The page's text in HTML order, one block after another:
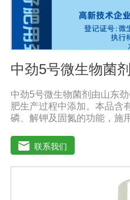
中劲5号微生物菌剂
中劲5号微生物菌剂由山东
肥生产过程中添加。本品含
磷、解钾及固氮的功能，施
维生素，能不同程度地刺激
收；并且能产生铁载体、抗
质，可以抑制细菌、真菌性
著的防病、抗重茬的效果。
真菌的生长，提高植物对枯
联系我们